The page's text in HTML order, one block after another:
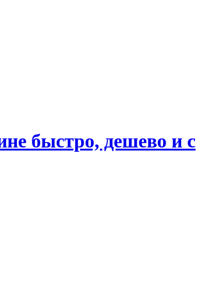
быстро, дешево и с